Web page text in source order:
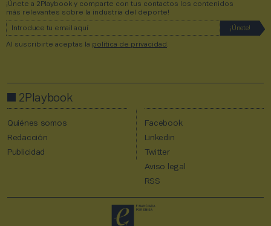
¡Únete a 2Playbook y comparte con tus contactos los contenidos
más relevantes sobre la industria del deporte!
Al suscribirte aceptas la política de privacidad .
2Playbook
Quiénes somos
Redacción
Publicidad
Facebook
Linkedin
Twitter
Aviso legal
RSS